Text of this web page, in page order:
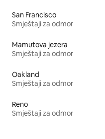
San Francisco
Smještaji za odmor
Mamutova jezera
Smještaji za odmor
Oakland
Smještaji za odmor
Reno
Smještaji za odmor